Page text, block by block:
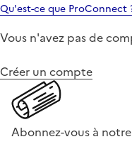
Qu'est-ce que ProConnect
Vous n'avez pas de
Créer un compte
Abonnez-vous à